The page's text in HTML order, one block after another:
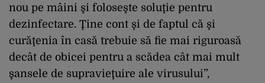
nou pe mâini şi foloseşte soluţie pentru
dezinfectare. Ţine cont şi de faptul că şi
curăţenia în casă trebuie să fie mai riguroasă
decât de obicei pentru a scădea cât mai mult
şansele de supravieţuire ale virusului”,